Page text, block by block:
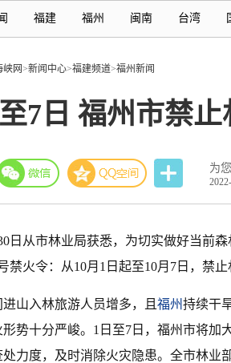
福建 福州 闽南 台湾
峡网>新闻中心>福建频道>福州新闻
7日 福州市禁
为
日从市林业局获悉，为切实做好当前森
禁火令：从10月1日起至10月7日，禁止
进山入林旅游人员增多，且 福州持续干
势十分严峻。1日至7日，福州市将加
力度，及时消除火灾隐患。全市林业